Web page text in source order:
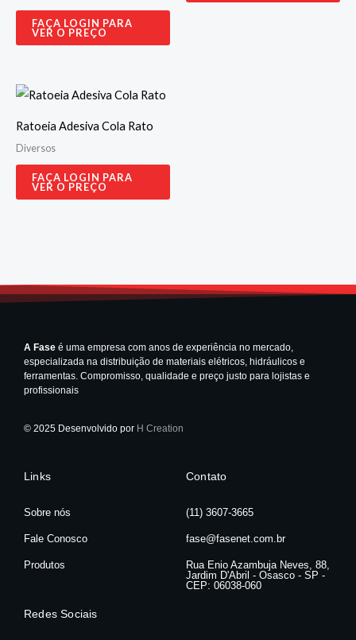
FAÇA LOGIN PARA
VER O PREÇO
Ratoeia Adesiva Cola Rato
Diversos
FAÇA LOGIN PARA
VER O PREÇO
A Fase é uma empresa com anos de experiência no mercado,
especializada na distribuição de materiais elétricos, hidráulicos e
ferramentas. Compromisso, qualidade e preço justo para lojistas e
profissionais
© 2025 Desenvolvido por H Creation
Links
Sobre nós
Fale Conosco
Produtos
Contato
(11) 3607-3665
fase@fasenet.com.br
Rua Enio Azambuja Neves, 88,
Jardim D'Abril - Osasco - SP -
CEP: 06038-060
Redes Sociais